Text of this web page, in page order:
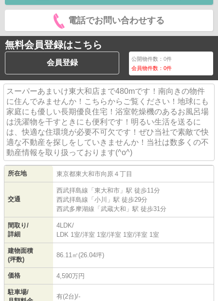
電話でお問い合わせする
無料会員登録はこちら
会員登録 公開物件数：0件
会員物件数：0件
スーパーあまいけ東大和店まで480mです！南向きの物件
に住んでみませんか！こちらからご覧ください！地球にも
家庭にも優しい長期優良住宅！浴室乾燥機のあるお風呂場
は洗濯物を干すときにも便利です！明るい生活を送るに
は、快適な住環境が必要不可欠です！ぜひ当社で素敵で快
適な不動産を探しをしていきませんか！当社は数多くの不
動産情報を取り扱っております(^o^)
所在地 東京都東大和市向原 ４丁目
交通
西武拝島線 「 東大和市 」駅 徒歩11分
西武拝島線 「 小川 」駅 徒歩29分
西武多摩湖線 「 武蔵大和 」駅 徒歩31分
間取り/
詳細
4LDK/
LDK 1室/洋室 1室/洋室 1室/洋室 1室
建物面積
(坪数)
86.11㎡(26.04坪)
価格 4,590万円
駐車場/
有(2台)/-